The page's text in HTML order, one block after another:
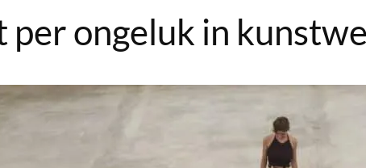
per ongeluk in